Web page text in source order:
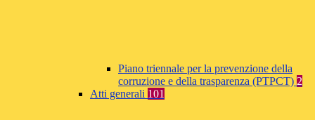
Piano triennale per la prevenzione della
corruzione e della trasparenza (PTPCT) 2
Atti generali 101